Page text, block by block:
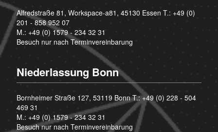
Alfredstraße 81, Workspace-a81, 45130 Essen T.: +49 (0)
201 - 858 952 07
M.: +49 (0) 1579 - 234 32 31
Besuch nur nach Terminvereinbarung
Niederlassung Bonn
Bornheimer Straße 127, 53119 Bonn T.:+49 (0) 228 - 504
469 31
M.: +49 (0) 1579 - 234 32 31
Besuch nur nach Terminvereinbarung